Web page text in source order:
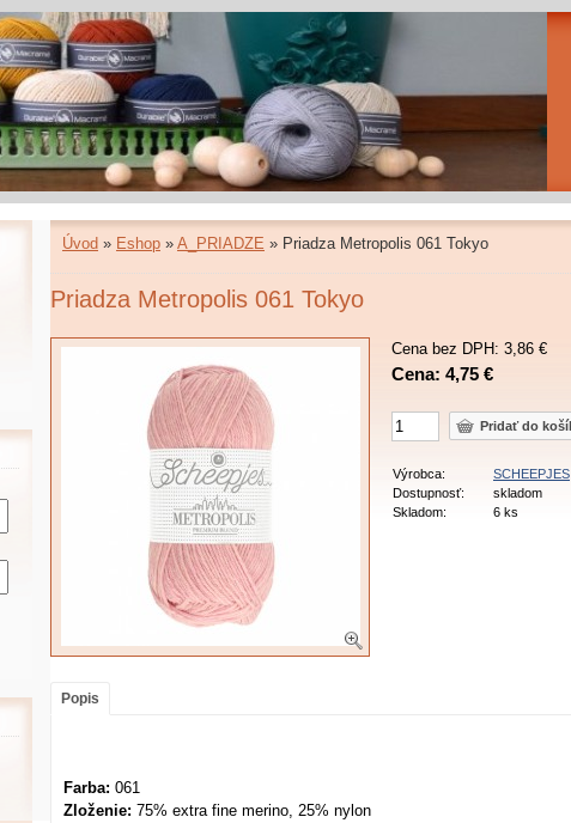
Úvod » Eshop » A_PRIADZE » Priadza Metropolis 061 Tokyo
Priadza Metropolis 061 Tokyo
Cena bez DPH: 3,86 €
Cena: 4,75 €
Výrobca:
SCHEEPJES
Dostupnosť:
skladom
Skladom:
6 ks
Popis
Farba: 061
Zloženie: 75% extra fine merino, 25% nylon